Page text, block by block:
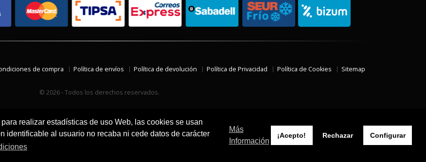
realizar estadísticas de uso Web, las cookies se usan
identificable al usuario no recaba ni cede datos de carácter
Más
Información
¡Acepto! Rechazar Configurar
de compra Política de envíos Política de devolución Política de Privacidad Política de Cookies Sitemap
© 2026 - Todos los derechos reservados.